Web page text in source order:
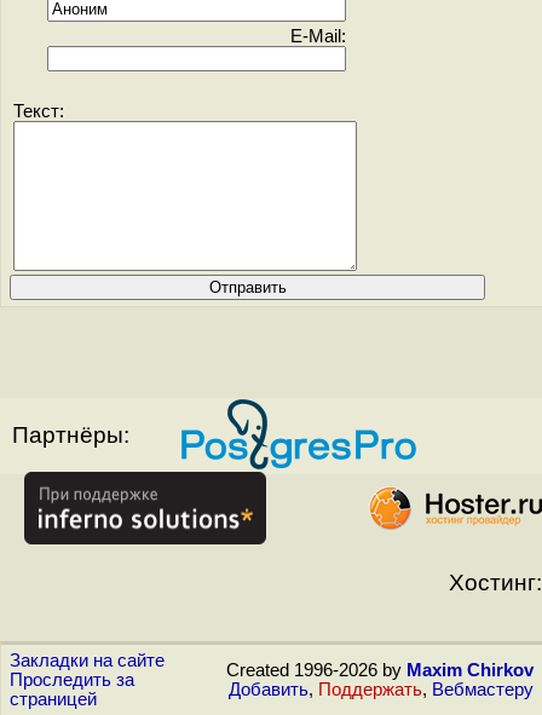
E-Mail:
Текст:
Партнёры:
Хостинг:
Закладки на сайте
Проследить за
страницей
Created 1996-2026 by Maxim Chirkov
Добавить, Поддержать, Вебмастеру